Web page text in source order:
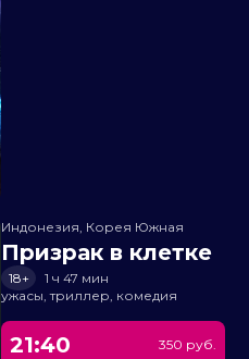
Индонезия, Корея Южная
Призрак в клетке
18+
1 ч 47 мин
ужасы, триллер, комедия
21:40
350 руб.